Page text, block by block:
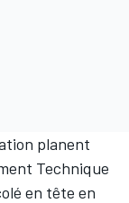
planent
Technique
en tête en